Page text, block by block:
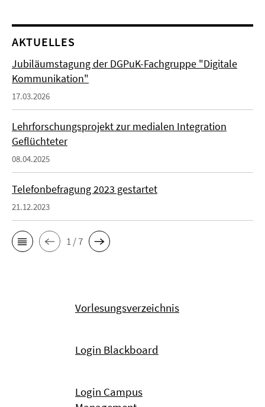
AKTUELLES
Jubiläumstagung der DGPuK-Fachgruppe "Digitale
Kommunikation"
17.03.2026
Lehrforschungsprojekt zur medialen Integration
Geflüchteter
08.04.2025
Telefonbefragung 2023 gestartet
21.12.2023
1 / 7
Vorlesungsverzeichnis
Login Blackboard
Login Campus